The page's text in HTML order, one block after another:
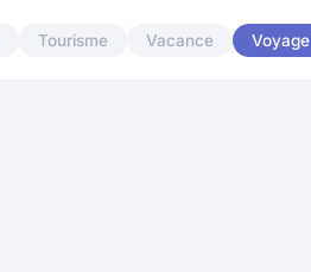
Tourisme Vacance Voyage